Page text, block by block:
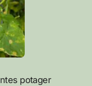
potager